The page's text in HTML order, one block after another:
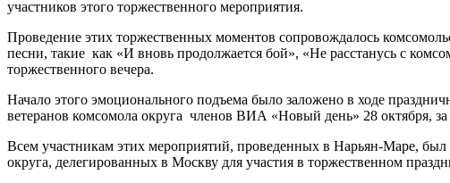
участников этого торжественного мероприятия.
Проведение этих торжественных моментов сопровождалось
песни, такие как «И вновь продолжается бой», «Не расстанусь с
торжественного вечера.
Начало этого эмоционального подъема было заложено в ходе
ветеранов комсомола округа членов ВИА «Новый день» 28 октября,
Всем участникам этих мероприятий, проведенных в Нарьян-Маре, был
округа, делегированных в Москву для участия в торжественном